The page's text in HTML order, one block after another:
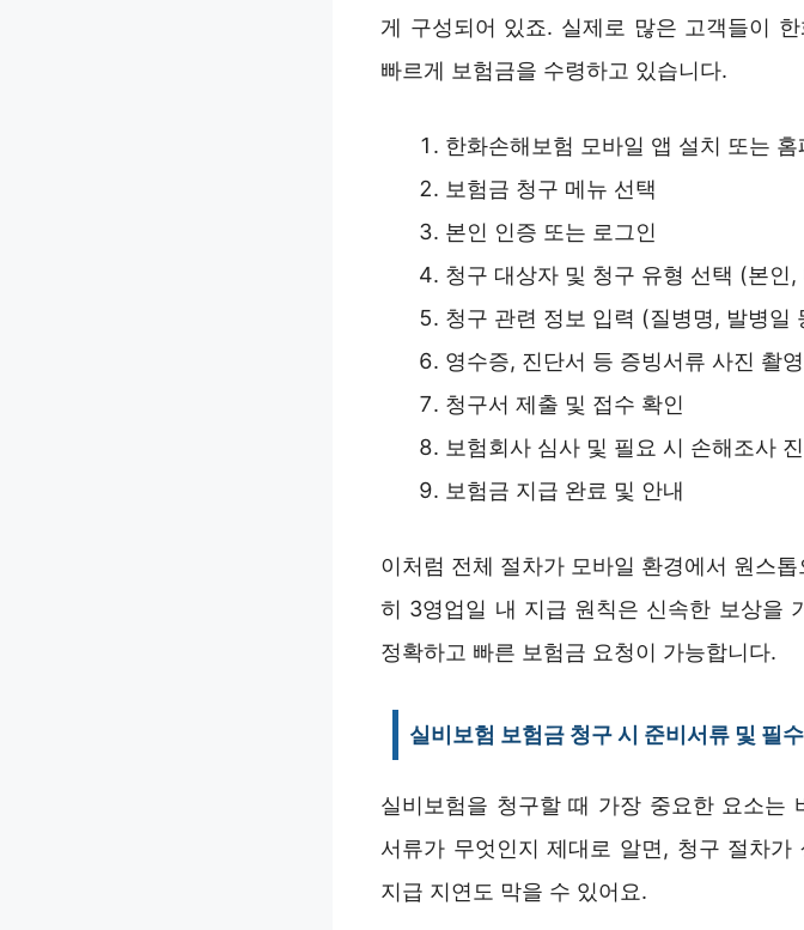
게 구성되어 있죠. 실제로 많은 고객들이
빠르게 보험금을 수령하고 있습니다.
한화손해보험 모바일 앱 설치 또는
보험금 청구 메뉴 선택
본인 인증 또는 로그인
청구 대상자 및 청구 유형 선택 (본인
청구 관련 정보 입력 (질병명, 발병일
영수증, 진단서 등 증빙서류 사진 촬
청구서 제출 및 접수 확인
보험회사 심사 및 필요 시 손해조사
보험금 지급 완료 및 안내
이처럼 전체 절차가 모바일 환경에서 원스
히 3영업일 내 지급 원칙은 신속한 보상을
정확하고 빠른 보험금 요청이 가능합니다.
실비보험 보험금 청구 시 준비서류 및 필
실비보험을 청구할 때 가장 중요한 요소는
서류가 무엇인지 제대로 알면, 청구 절차
지급 지연도 막을 수 있어요.